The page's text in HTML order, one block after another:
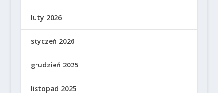
luty 2026
styczeń 2026
grudzień 2025
listopad 2025